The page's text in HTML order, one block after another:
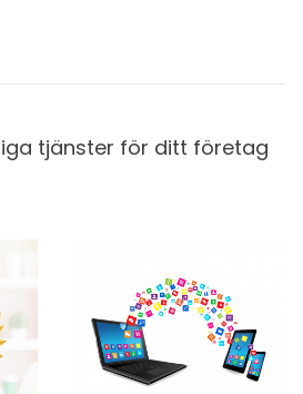
tjänster för ditt företag